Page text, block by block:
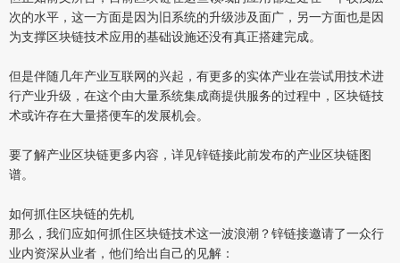
次的水平，这一方面是因为旧系统的升级涉及面广，另一方面也是因
为支撑区块链技术应用的基础设施还没有真正搭建完成。
但是伴随几年产业互联网的兴起，有更多的实体产业在尝试用技术进
行产业升级，在这个由大量系统集成商提供服务的过程中，区块链技
术或许存在大量搭便车的发展机会。
要了解产业区块链更多内容，详见锌链接此前发布的产业区块链图
谱。
如何抓住区块链的先机
那么，我们应如何抓住区块链技术这一波浪潮？锌链接邀请了一众行
业内资深从业者，他们给出自己的见解：